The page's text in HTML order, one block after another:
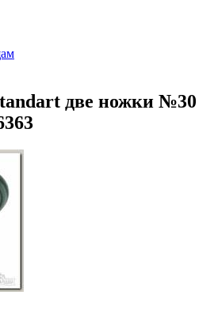
две ножки №30